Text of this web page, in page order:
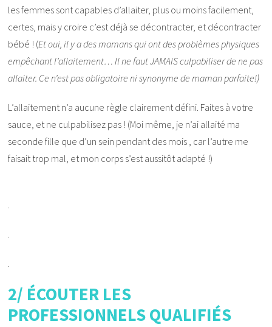
les femmes sont capables d’allaiter, plus ou moins facilement,
certes, mais y croire c’est déjà se décontracter, et décontracter
bébé ! (Et oui, il y a des mamans qui ont des problèmes physiques
empêchant l’allaitement… Il ne faut JAMAIS culpabiliser de ne pas
allaiter. Ce n’est pas obligatoire ni synonyme de maman parfaite!)
L’allaitement n’a aucune règle clairement défini. Faites à votre
sauce, et ne culpabilisez pas ! (Moi même, je n’ai allaité ma
seconde fille que d’un sein pendant des mois , car l’autre me
faisait trop mal, et mon corps s’est aussitôt adapté !)
.
.
.
2/ ÉCOUTER LES
PROFESSIONNELS QUALIFIÉS